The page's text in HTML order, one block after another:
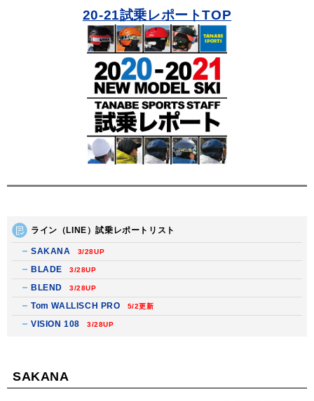
20-21試乗レポートTOP
ライン（LINE）試乗レポートリスト
SAKANA 3/28UP
BLADE 3/28UP
BLEND 3/28UP
Tom WALLISCH PRO 5/2更新
VISION 108 3/28UP
SAKANA